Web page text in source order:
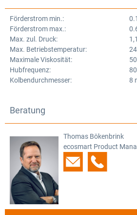
Förderstrom min.:
Förderstrom max.:
Max. zul. Druck:
Max. Betriebstemperatur:
Maximale Viskosität:
Hubfrequenz:
Kolbendurchmesser:
8
Beratung
Thomas Bökenbrink
ecosmart Product